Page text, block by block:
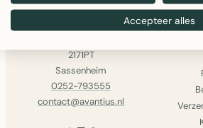
AVANTIUS
2171PT
Sassenheim
0252-793555
contact@avantius.nl
Accepteer alles